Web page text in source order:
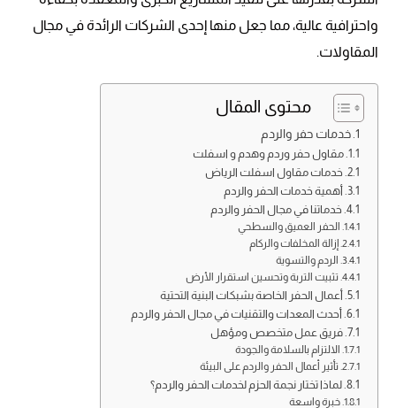
واحترافية عالية، مما جعل منها إحدى الشركات الرائدة في مجال
المقاولات.
محتوى المقال
خدمات حفر والردم
مقاول حفر وردم وهدم و اسفلت
خدمات مقاول اسفلت الرياض
أهمية خدمات الحفر والردم
خدماتنا في مجال الحفر والردم
الحفر العميق والسطحي
إزالة المخلفات والركام
الردم والتسوية
تثبيت التربة وتحسين استقرار الأرض
أعمال الحفر الخاصة بشبكات البنية التحتية
أحدث المعدات والتقنيات في مجال الحفر والردم
فريق عمل متخصص ومؤهل
الالتزام بالسلامة والجودة
تأثير أعمال الحفر والردم على البيئة
لماذا تختار نجمة الحزم لخدمات الحفر والردم؟
خبرة واسعة